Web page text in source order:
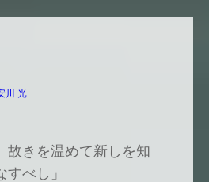
川 光
故きを温めて新しを知
べし」